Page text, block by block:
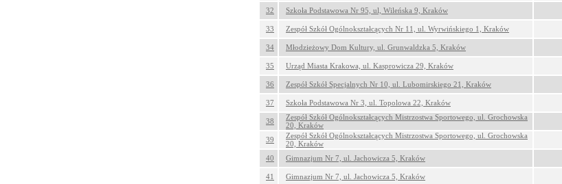
32 Szkoła Podstawowa Nr 95, ul, Wileńska 9, Kraków
33 Zespół Szkół Ogólnokształcących Nr 11, ul. Wyrwińskiego 1, Kraków
34 Młodzieżowy Dom Kultury, ul. Grunwaldzka 5, Kraków
35 Urząd Miasta Krakowa, ul. Kasprowicza 29, Kraków
36 Zespół Szkół Specjalnych Nr 10, ul. Lubomirskiego 21, Kraków
37 Szkoła Podstawowa Nr 3, ul. Topolowa 22, Kraków
38
Zespół Szkół Ogólnokształcących Mistrzostwa Sportowego, ul. Grochowska
20, Kraków
39
Zespół Szkół Ogólnokształcących Mistrzostwa Sportowego, ul. Grochowska
20, Kraków
40 Gimnazjum Nr 7, ul. Jachowicza 5, Kraków
41 Gimnazjum Nr 7, ul. Jachowicza 5, Kraków